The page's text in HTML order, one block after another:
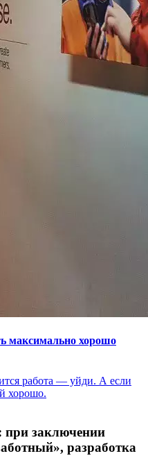
максимально хорошо
работа — уйди. А если
хорошо.
при заключении
, разработка